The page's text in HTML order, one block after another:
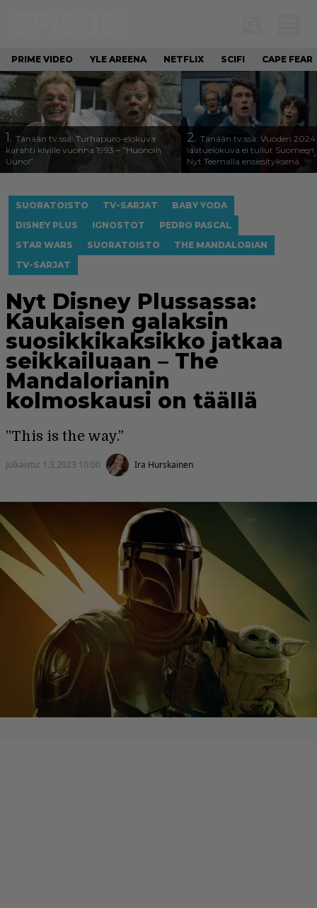
PRIME VIDEO YLE AREENA NETFLIX SCIFI CAPE FEAR
1. Tänään tv:ssä: Turhapuro-elokuva
karahti kiville vuonna 1993 – ”Huonoin
Uuno!”
2. Tänään tv:ssä: Vuoden 2024
laatuelokuva ei tullut Suomeen
Nyt Teemalla ensiesityksenä
SUORATOISTO TV-SARJAT
BABY YODA
DISNEY PLUS
IGNOSTOT
PEDRO PASCAL
STAR WARS
SUORATOISTO
THE MANDALORIAN
TV-SARJAT
Nyt Disney Plussassa:
Kaukaisen galaksin
suosikkikaksikko jatkaa
seikkailuaan – The
Mandalorianin
kolmoskausi on täällä
”This is the way.”
Julkaistu: 1.3.2023 10:00 Ira Hurskainen